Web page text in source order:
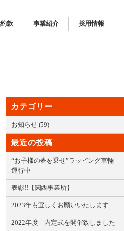
約款 事業紹介 採用情報
カテゴリー
お知らせ (59)
最近の投稿
“お子様の夢を乗せ”ラッピング車輛
運行中
表彰!!【関西事業所】
2023年も宜しくお願いいたします
2022年度 内定式を開催致しました